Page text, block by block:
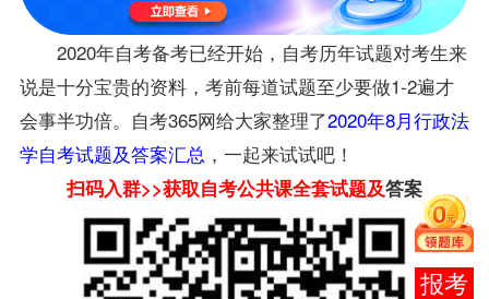
在线
2020年自考备考已经开始，自考历年试题对考生来
说是十分宝贵的资料，考前每道试题至少要做1-2遍才
会事半功倍。自考365网给大家整理了2020年8月行政法
学自考试题及答案汇总 ，一起来试试吧！
扫码入群>>获取自考公共课全套试题及答案